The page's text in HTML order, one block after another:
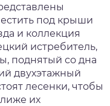
под крыши
и коллекция
истребитель,
поднятый со дна
двухэтажный
лесенки, чтобы
их